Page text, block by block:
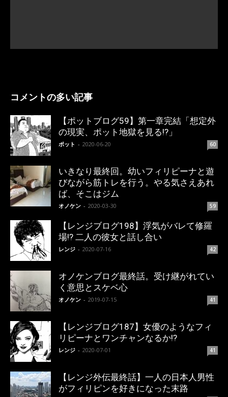
コメントの多い記事
【ポットブログ59】第一章完結「想定外
の現実、ポット地獄を見る!?」
ポット - 2020-06-20 60
いきなり最終回。幼いフィリピーナと遊
びながら筋トレを行う。やる気さえあれ
ば、そこはジム
オノケン - 2020-03-30 59
【レンジブログ198】浮気がバレて修羅
場!? 二人の彼女と話し合い
レンジ - 2020-07-16 42
オノケンブログ最終話。受け継がれてい
く意思とスケベ心
オノケン - 2019-07-15 41
【レンジブログ187】女優のようなフィ
リピーナとワンチャンなるか!?
レンジ - 2020-07-01 41
【レンジ外伝最終話】一人の日本人男性
がフィリピンを好きになった末路